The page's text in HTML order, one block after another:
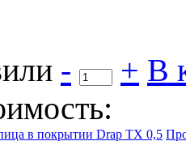
или - + В
в покрытии Drap TX 0,5